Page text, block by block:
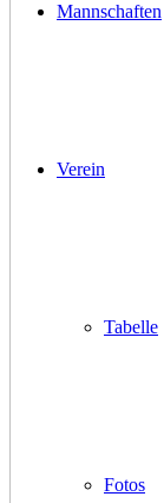
Mannschaften
Verein
Tabelle
Fotos